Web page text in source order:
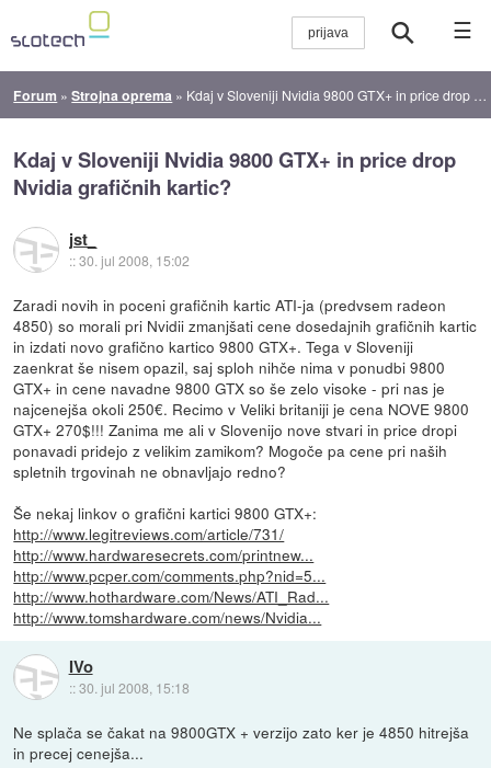
☰
Forum »Strojna oprema » Kdaj v Sloveniji Nvidia 9800 GTX+ in price drop Nvidia grafičnih kartic?
Kdaj v Sloveniji Nvidia 9800 GTX+ in price drop
Nvidia grafičnih kartic?
jst_
::30. jul 2008, 15:02
Zaradi novih in poceni grafičnih kartic ATI-ja (predvsem radeon
4850) so morali pri Nvidii zmanjšati cene dosedajnih grafičnih kartic
in izdati novo grafično kartico 9800 GTX+. Tega v Sloveniji
zaenkrat še nisem opazil, saj sploh nihče nima v ponudbi 9800
GTX+ in cene navadne 9800 GTX so še zelo visoke - pri nas je
najcenejša okoli 250€. Recimo v Veliki britaniji je cena NOVE 9800
GTX+ 270$!!! Zanima me ali v Slovenijo nove stvari in price dropi
ponavadi pridejo z velikim zamikom? Mogoče pa cene pri naših
spletnih trgovinah ne obnavljajo redno?
Še nekaj linkov o grafični kartici 9800 GTX+:
http://www.legitreviews.com/article/731/
http://www.hardwaresecrets.com/printnew...
http://www.pcper.com/comments.php?nid=5...
http://www.hothardware.com/News/ATI_Rad...
http://www.tomshardware.com/news/Nvidia...
IVo
::30. jul 2008, 15:18
Ne splača se čakat na 9800GTX + verzijo zato ker je 4850 hitrejša
in precej cenejša...